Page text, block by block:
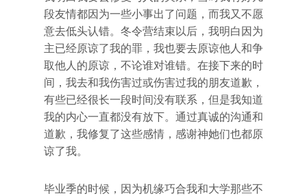
段友情都因为一些小事出了问题，而我又不愿
意去低头认错。冬令营结束以后，我明白因为
主已经原谅了我的罪，我也要去原谅他人和争
取他人的原谅，不论谁对谁错。在接下来的时
间，我去和我伤害过或伤害过我的朋友道歉，
有些已经很长一段时间没有联系，但是我知道
我的内心一直都没有放下。通过真诚的沟通和
道歉，我修复了这些感情，感谢神她们也都原
谅了我。
毕业季的时候，因为机缘巧合我和大学那些不